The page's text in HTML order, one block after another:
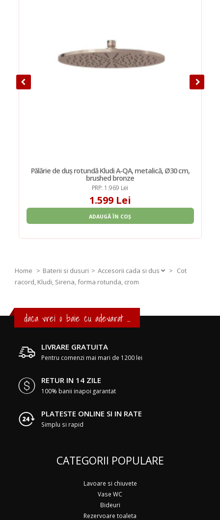
Pălărie de duș rotundă Kludi A-QA, metalică, Ø30 cm,
brushed bronze
PRP: 1.969 Lei
1.599 Lei
ADAUGĂ ÎN COȘ
Home Baterii si dusuri Accesorii cada si dus > Cot
racord, Kludi, Sirena, forma rotunda, crom
daca vrei o baie cu adevarat ...
LIVRARE GRATUITA
Pentru comenzi mai mari de 1200 lei
RETUR IN 14 ZILE
100% banii inapoi garantat
PLATESTE ONLINE SI IN RATE
Simplu si rapid
CATEGORII POPULARE
Lavoare si chiuvete
Vase WC
Bideuri
Rezervoare toaleta